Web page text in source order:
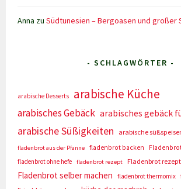
Anna zuSüdtunesien – Bergoasen und großer
- SCHLAGWÖRTER -
arabische Desserts arabische Küche
arabisches Gebäck arabisches gebäck
arabische Süßigkeiten arabische
fladenbrot aus der Pfanne fladenbrot backen
fladenbrot ohne hefe
fladenbrot rezept Fladenbrot
Fladenbrot selber machen fladenbrot thermomix